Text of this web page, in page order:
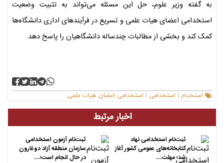
به گفته وزیر علوم، حل این مسئله می‌تواند به تثبیت وضعیت
استخدامی اعضای هیات علمی و تسریع در فرآیندهای اداری دانشگاه‌ها
کمک کند و بخشی از مطالبات چندساله دانشگاهیان را پاسخ دهد.
استخدام | استخدامی | استخدامی اعضای هیات علمی
اخبار مرتبط
ثبت‌نام استخدامی نهاد
کتابخانه‌های عمومی کشور آغاز
شد؛ مهلت…
ثبت‌نام آزمون استخدامی
سازمان منطقه آزاد دوغارون
در حال انجام است؛…